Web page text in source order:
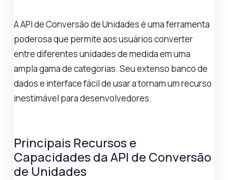
A API de Conversão de Unidades é uma ferramenta
poderosa que permite aos usuários converter
entre diferentes unidades de medida em uma
ampla gama de categorias. Seu extenso banco de
dados e interface fácil de usar a tornam um recurso
inestimável para desenvolvedores.
Principais Recursos e
Capacidades da API de Conversão
de Unidades